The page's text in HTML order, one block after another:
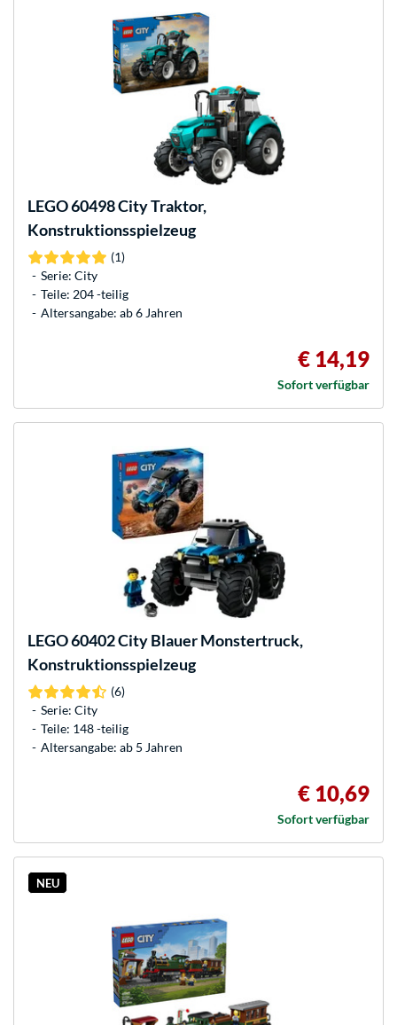
LEGO60498 City Traktor,
Konstruktionsspielzeug
(1)
Serie: City
Teile: 204 -teilig
Altersangabe: ab 6 Jahren
€ 14,19
Sofort verfügbar
LEGO60402 City Blauer Monstertruck,
Konstruktionsspielzeug
(6)
Serie: City
Teile: 148 -teilig
Altersangabe: ab 5 Jahren
€ 10,69
Sofort verfügbar
NEU